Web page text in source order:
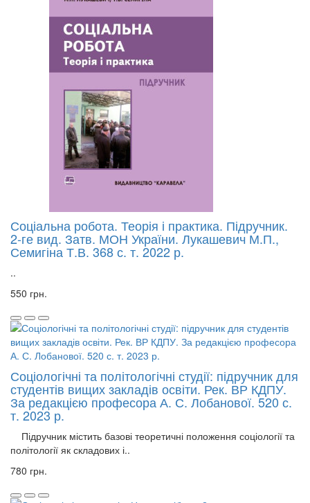
Соціальна робота. Теорія і практика. Підручник.
2-ге вид. Затв. МОН України. Лукашевич М.П.,
Семигіна Т.В. 368 с. т. 2022 р.
..
550 грн.
Соціологічні та політологічні студії: підручник для
студентів вищих закладів освіти. Рек. ВР КДПУ.
За редакцією професора А. С. Лобанової. 520 с.
т. 2023 р.
Підручник містить базові теоретичні положення соціології та
політології як складових і..
780 грн.